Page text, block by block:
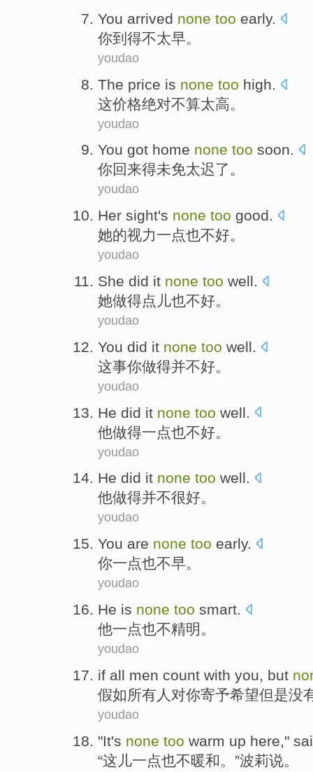
You arrived none too early.
你到得不太早。
youdao
The price is none too high.
这价格绝对不算太高。
youdao
You got home none too soon.
你回来得未免太迟了。
youdao
Her sight's none too good.
她的视力一点也不好。
youdao
She did it none too well.
她做得点儿也不好。
youdao
You did it none too well.
这事你做得并不好。
youdao
He did it none too well
他做得一点也不好。
youdao
He did it none too well.
他做得并不很好。
youdao
You are none too early.
你一点也不早。
youdao
He is none too smart.
他一点也不精明。
youdao
if all men count with you, but
假如所有人 对你寄予希望但是没
youdao
"It's none too warm up here ,"
“这儿一点也不暖和 。”波莉说。